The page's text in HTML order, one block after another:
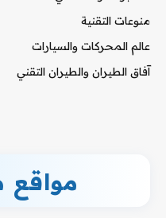
منوعات التقنية
عالم المحركات والسيارات
آفاق الطيران والطيران التقني
مواقع